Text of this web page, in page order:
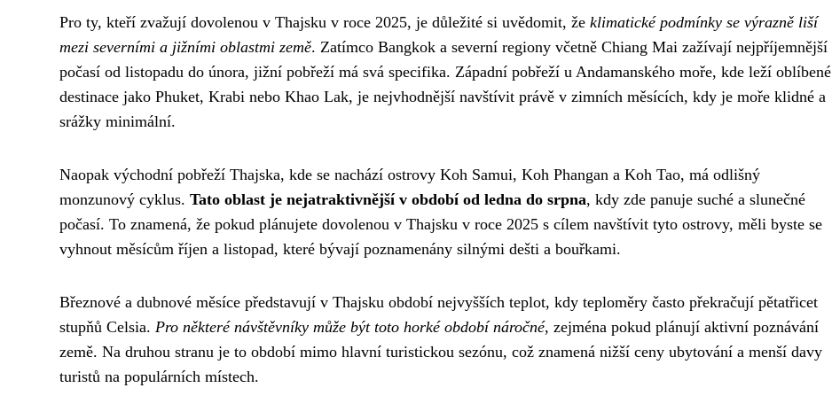
Pro ty, kteří zvažují dovolenou v Thajsku v roce 2025, je důležité si uvědomit, že klimatické podmínky se výrazně liší
mezi severními a jižními oblastmi země. Zatímco Bangkok a severní regiony včetně Chiang Mai zažívají nejpříjemnější
počasí od listopadu do února, jižní pobřeží má svá specifika. Západní pobřeží u Andamanského moře, kde leží oblíbené
destinace jako Phuket, Krabi nebo Khao Lak, je nejvhodnější navštívit právě v zimních měsících, kdy je moře klidné a
srážky minimální.
Naopak východní pobřeží Thajska, kde se nachází ostrovy Koh Samui, Koh Phangan a Koh Tao, má odlišný
monzunový cyklus. Tato oblast je nejatraktivnější v období od ledna do srpna, kdy zde panuje suché a slunečné
počasí. To znamená, že pokud plánujete dovolenou v Thajsku v roce 2025 s cílem navštívit tyto ostrovy, měli byste se
vyhnout měsícům říjen a listopad, které bývají poznamenány silnými dešti a bouřkami.
Březnové a dubnové měsíce představují v Thajsku období nejvyšších teplot, kdy teploměry často překračují pětatřicet
stupňů Celsia. Pro některé návštěvníky může být toto horké období náročné, zejména pokud plánují aktivní poznávání
země. Na druhou stranu je to období mimo hlavní turistickou sezónu, což znamená nižší ceny ubytování a menší davy
turistů na populárních místech.